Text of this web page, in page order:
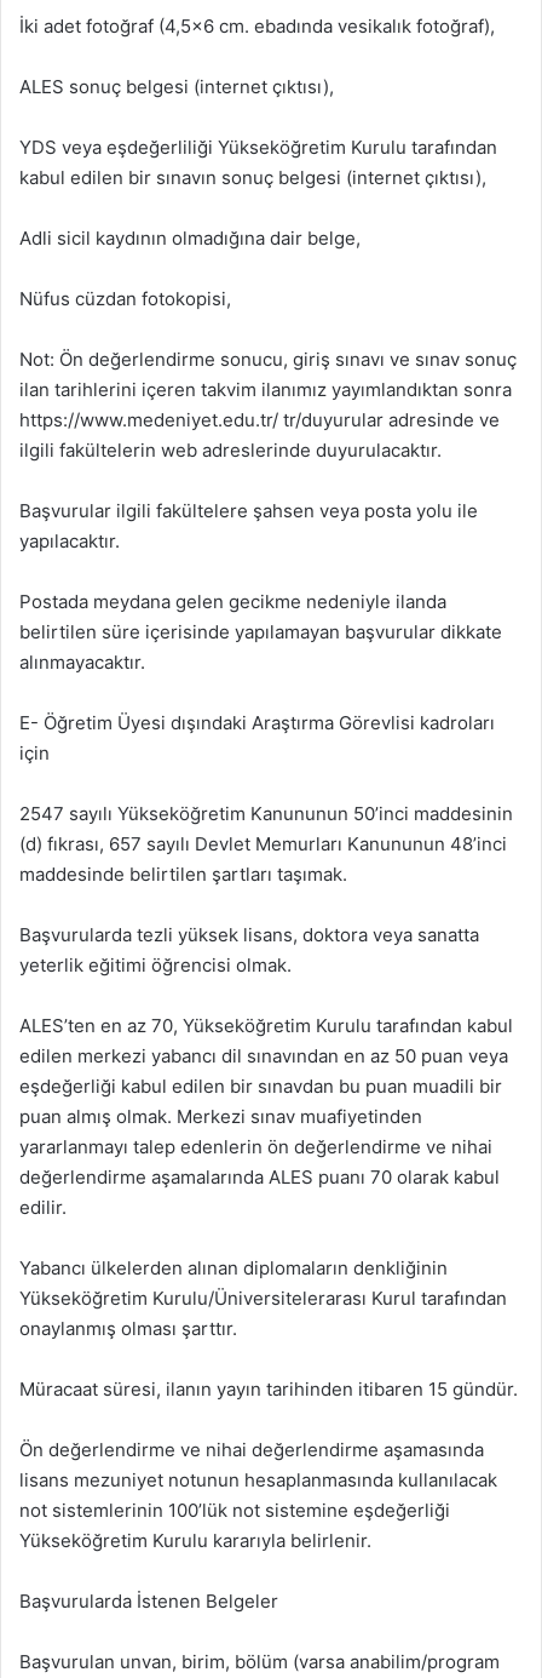
İki adet fotoğraf (4,5×6 cm. ebadında vesikalık fotoğraf),
ALES sonuç belgesi (internet çıktısı),
YDS veya eşdeğerliliği Yükseköğretim Kurulu tarafından
kabul edilen bir sınavın sonuç belgesi (internet çıktısı),
Adli sicil kaydının olmadığına dair belge,
Nüfus cüzdan fotokopisi,
Not: Ön değerlendirme sonucu, giriş sınavı ve sınav sonuç
ilan tarihlerini içeren takvim ilanımız yayımlandıktan sonra
https://www.medeniyet.edu.tr/ tr/duyurular adresinde ve
ilgili fakültelerin web adreslerinde duyurulacaktır.
Başvurular ilgili fakültelere şahsen veya posta yolu ile
yapılacaktır.
Postada meydana gelen gecikme nedeniyle ilanda
belirtilen süre içerisinde yapılamayan başvurular dikkate
alınmayacaktır.
E- Öğretim Üyesi dışındaki Araştırma Görevlisi kadroları
için
2547 sayılı Yükseköğretim Kanununun 50’inci maddesinin
(d) fıkrası, 657 sayılı Devlet Memurları Kanununun 48’inci
maddesinde belirtilen şartları taşımak.
Başvurularda tezli yüksek lisans, doktora veya sanatta
yeterlik eğitimi öğrencisi olmak.
ALES’ten en az 70, Yükseköğretim Kurulu tarafından kabul
edilen merkezi yabancı dil sınavından en az 50 puan veya
eşdeğerliği kabul edilen bir sınavdan bu puan muadili bir
puan almış olmak. Merkezi sınav muafiyetinden
yararlanmayı talep edenlerin ön değerlendirme ve nihai
değerlendirme aşamalarında ALES puanı 70 olarak kabul
edilir.
Yabancı ülkelerden alınan diplomaların denkliğinin
Yükseköğretim Kurulu/Üniversitelerarası Kurul tarafından
onaylanmış olması şarttır.
Müracaat süresi, ilanın yayın tarihinden itibaren 15 gündür.
Ön değerlendirme ve nihai değerlendirme aşamasında
lisans mezuniyet notunun hesaplanmasında kullanılacak
not sistemlerinin 100’lük not sistemine eşdeğerliği
Yükseköğretim Kurulu kararıyla belirlenir.
Başvurularda İstenen Belgeler
Başvurulan unvan, birim, bölüm (varsa anabilim/program